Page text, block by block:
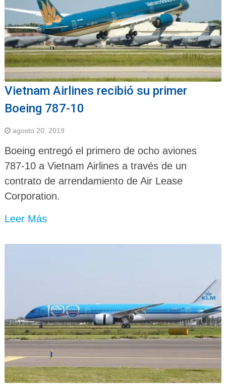
Vietnam Airlines recibió su primer
Boeing 787-10
agosto 20, 2019
Boeing entregó el primero de ocho aviones
787-10 a Vietnam Airlines a través de un
contrato de arrendamiento de Air Lease
Corporation.
Leer Más